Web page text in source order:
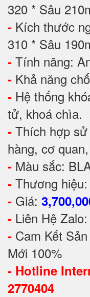
320 * Sâu
- Kích thước
310 * Sâu
- Tính năng:
- Khả năng
- Hệ thống
tử, khoá chìa.
- Thích hợp
hàng, cơ
- Màu sắc:
- Thương
- Giá:
- Liên Hệ
- Cam Kết
Mới 100%
- Hotline
2770404